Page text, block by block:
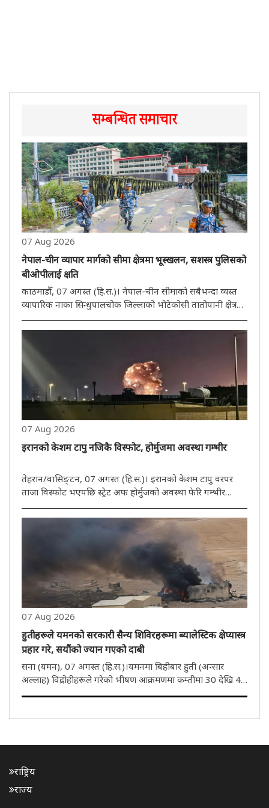
सम्बन्धित समाचार
07 Aug 2026
नेपाल-चीन व्यापार मार्गको सीमा क्षेत्रमा भूस्खलन, सशस्त्र पुलिसको
बीओपीलाई क्षति
काठमाडौँ, 07 अगस्त (हि.स.)। नेपाल-चीन सीमाको सबैभन्दा व्यस्त
व्यापारिक नाका सिन्धुपालचोक जिल्लाको भोटेकोसी तातोपानी क्षेत्रमा
भूस्खलनले क्षतिग्रस्त भएको छ। तर, घटनामा कुनै मानव हताहत
भएको..
07 Aug 2026
इरानको केशम टापु नजिकै विस्फोट, होर्मुजमा अवस्था गम्भीर
तेहरान/वासिङ्टन, 07 अगस्त (हि.स.)। इरानको केशम टापु वरपर
ताजा विस्फोट भएपछि स्ट्रेट अफ होर्मुजको अवस्था फेरि गम्भीर
हाल शत्रुका जहाजहरूलाई रोक्नका लागि एउटा विधेयकको मस्यौदा
07 Aug 2026
हुतीहरूले यमनको सरकारी सैन्य शिविरहरूमा ब्यालेस्टिक क्षेप्यास्त्र
प्रहार गरे, सयौंको ज्यान गएको दाबी
सना (यमन), 07 अगस्त (हि.स.)।यमनमा बिहीबार हुती (अन्सार
अल्लाह) विद्रोहीहरूले गरेको भीषण आक्रमणमा कम्तीमा 30 देखि 45
आक्रमण ..
राष्ट्रिय
राज्य